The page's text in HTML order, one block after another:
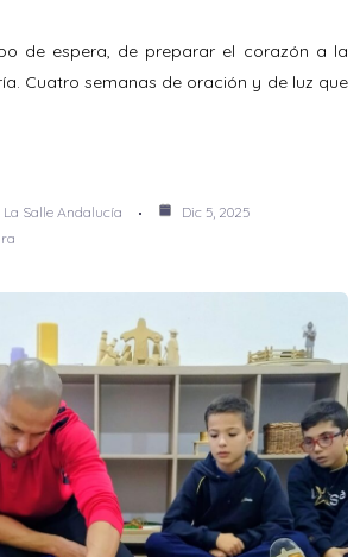
de espera, de preparar el corazón a la
Cuatro semanas de oración y de luz que
Salle Andalucía
Dic 5, 2025